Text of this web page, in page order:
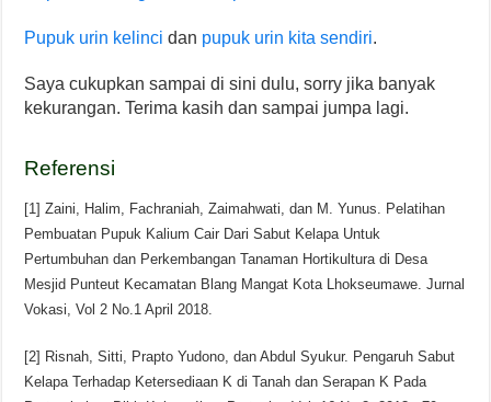
Pupuk urin kelinci dan pupuk urin kita sendiri.
Saya cukupkan sampai di sini dulu, sorry jika banyak
kekurangan. Terima kasih dan sampai jumpa lagi.
Referensi
[1] Zaini, Halim, Fachraniah, Zaimahwati, dan M. Yunus. Pelatihan
Pembuatan Pupuk Kalium Cair Dari Sabut Kelapa Untuk
Pertumbuhan dan Perkembangan Tanaman Hortikultura di Desa
Mesjid Punteut Kecamatan Blang Mangat Kota Lhokseumawe. Jurnal
Vokasi, Vol 2 No.1 April 2018.
[2] Risnah, Sitti, Prapto Yudono, dan Abdul Syukur. Pengaruh Sabut
Kelapa Terhadap Ketersediaan K di Tanah dan Serapan K Pada